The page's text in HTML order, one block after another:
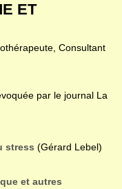
ET
Consultant
par le journal La
stress (Gérard Lebel)
et autres